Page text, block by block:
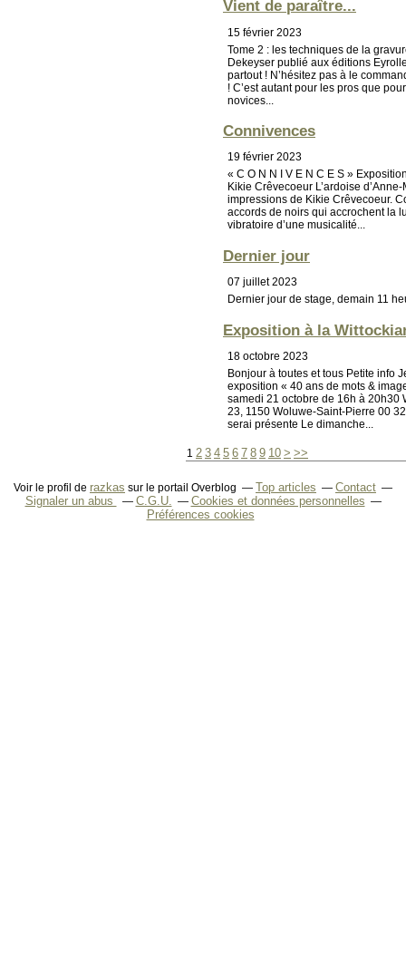
Vient de paraître...
15 février 2023
Tome 2 : les techniques de la
Dekeyser publié aux éditions
partout ! N’hésitez pas à le
! C’est autant pour les pros que
novices...
Connivences
19 février 2023
« C O N N I V E N C E S »
Kikie Crêvecoeur L’ardoise
impressions de Kikie Crêvecoeur.
accords de noirs qui accrochent la
vibratoire d’une musicalité...
Dernier jour
07 juillet 2023
Dernier jour de stage, demain 11
Exposition à la
18 octobre 2023
Bonjour à toutes et tous Petite info
exposition « 40 ans de mots &
samedi 21 octobre de 16h à 20h30
23, 1150 Woluwe-Saint-Pierre 00
serai présente Le dimanche...
1 2 3 4 5 6 7 8 9 10 20
> >>
Voir le profil de razkas sur le portail Overblog Top articles
Contact
Signaler un abus
C.G.U.
Cookies et données personnelles
Préférences cookies